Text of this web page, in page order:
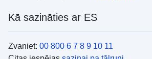
Kā sazināties ar ES
Zvaniet: 00 800 6 7 8 9 10 11